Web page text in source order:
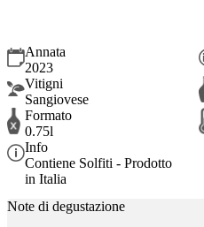
Annata
2023
Vitigni
Sangiovese
Formato
0.75l
Info
Contiene Solfiti - Prodotto
in Italia
Note di degustazione